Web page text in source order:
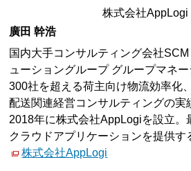
株式会社
廣田 幹浩
国内大手コンサルティング会社
ューショングループ グループマネー
300社を超える荷主向け物流効率化
配送関連経営コンサルティングの実
2018年に株式会社AppLogiを設立。
クラウドアプリケーションを提供す
株式会社AppLogi